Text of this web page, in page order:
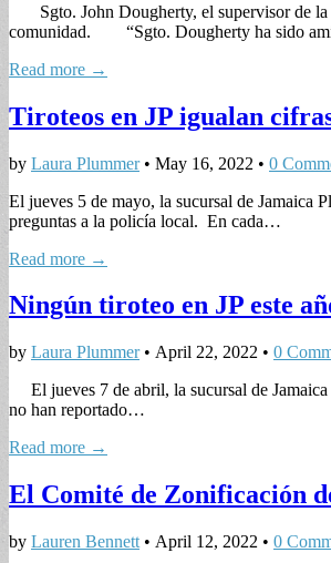
Sgto. John Dougherty, el supervisor de la
comunidad. “Sgto. Dougherty ha sido
Read more →
Tiroteos en JP igualan
by Laura Plummer• May 16, 2022 • 0
El jueves 5 de mayo, la sucursal de Jamaica
preguntas a la policía local. En cada…
Read more →
Ningún tiroteo en JP este
by Laura Plummer• April 22, 2022 • 0
El jueves 7 de abril, la sucursal de Jamaica
no han reportado…
Read more →
El Comité de Zonificación
by Lauren Bennett • April 12, 2022 • 0